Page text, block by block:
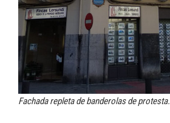
Fachada repleta de banderolas de protesta.